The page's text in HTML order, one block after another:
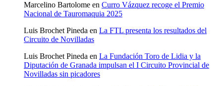
Marcelino Bartolome en Curro Vázquez recoge el Premio
Nacional de Tauromaquia 2025
Luis Brochet Pineda en La FTL presenta los resultados del
Circuito de Novilladas
Luis Brochet Pineda en La Fundación Toro de Lidia y la
Diputación de Granada impulsan el I Circuito Provincial de
Novilladas sin picadores